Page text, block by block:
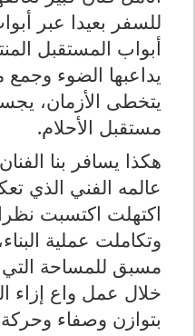
للسفر بعيدا عبر
أبواب المستقبل
يداعبها الضوء وجمع
يتخطى الأزمان،
مستقبل الأحلام.
هكذا يسافر بنا
عالمه الفني الذي
اكتهلت اكتسبت
وتكاملت عملية
مسبق للمساحة
خلال عمل واع إزاء
بتوازن وصفاء